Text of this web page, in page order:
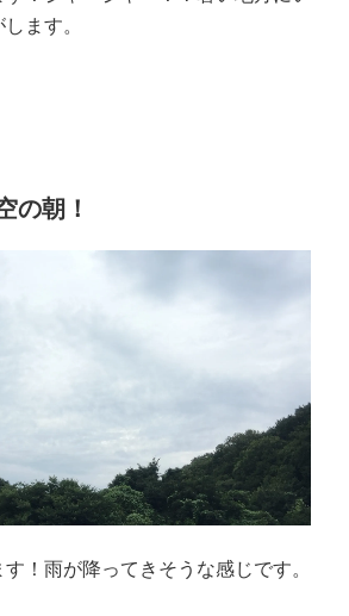
ます。
の朝！
！雨が降ってきそうな感じです。